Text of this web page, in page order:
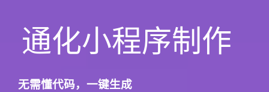
通化小程序制作
无需懂代码， 一键生成